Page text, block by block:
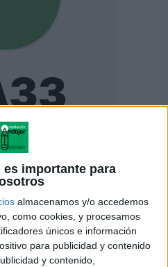
importante para
almacenamos y/o accedemos
como cookies, y procesamos
únicos e información
para publicidad y contenido
y contenido,
AL GRUPO
ABAJO EL
EN PDF